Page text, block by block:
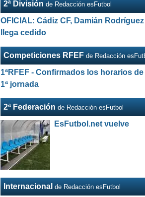
2ª División de Redacción esFutbol
OFICIAL: Cádiz CF, Damián Rodríguez
llega cedido
Competiciones RFEF de Redacción
1ªRFEF - Confirmados los horarios de
1ª jornada
2ª Federación de Redacción esFutbol
EsFutbol.net vuelve
Internacional de Redacción esFutbol